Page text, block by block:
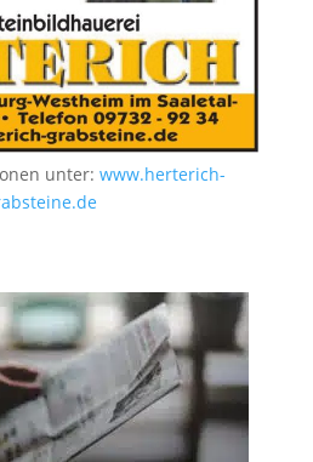
unter:www.herterich-